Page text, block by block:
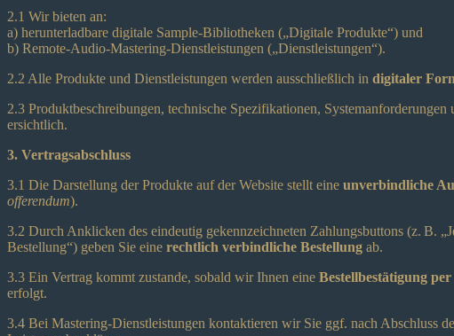
2.1 Wir bieten an:
a) herunterladbare digitale Sample-Bibliotheken („Digitale Produkte“) und
b) Remote-Audio-Mastering-Dienstleistungen („Dienstleistungen“).
2.2 Alle Produkte und Dienstleistungen werden ausschließlich in digitaler
2.3 Produktbeschreibungen, technische Spezifikationen,
ersichtlich.
3. Vertragsabschluss
3.1 Die Darstellung der Produkte auf der Website stellt eine unverbindliche
offerendum).
3.2 Durch Anklicken des eindeutig gekennzeichneten Zahlungsbuttons (z. B.
Bestellung“) geben Sie eine rechtlich verbindliche Bestellung ab.
3.3 Ein Vertrag kommt zustande, sobald wir Ihnen eine Bestellbestätigung
erfolgt.
3.4 Bei Mastering-Dienstleistungen kontaktieren wir Sie ggf. nach Abschluss